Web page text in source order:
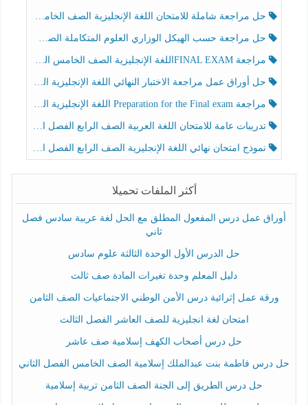
حل مراجعة شاملة للامتحان اللغة الإنجليزية الصف الخامس الفصل الثالث
حل مراجعة حسب الهيكل الوزاري العلوم المتكاملة الصف الخامس عام الفصل الثالث
مراجعة FINAL EXAMاللغة الإنجليزية الصف الخامس الفصل الثالث
حل أوراق عمل مراجعة الاختبار النهائي اللغة الإنجليزية الصف الرابع الفصل الثالث
مراجعة Preparation for the Final exam اللغة الإنجليزية الصف الرابع الفصل الثالث
تدريبات عامة للامتحان اللغة العربية الصف الرابع الفصل الثالث
نموذج امتحان نهائي اللغة الإنجليزية الصف الرابع الفصل الثالث
أكثر الملفات تحميلا
أوراق عمل درس المفعول المطلق مع الحل لغة عربية سادس فصل
ثاني
حل الدرس الأول الوحدة الثالثة علوم سادس
دليل المعلم وحدة تغيرات المادة صف ثالث
ورقة عمل إثرائية درس الأمن الوطني الاجتماعيات الصف الثامن
امتحان لغة انجليزية للصف العاشر الفصل الثالث
حل درس أصحاب الكهف إسلامية صف عاشر
حل درس فاطمة بنت عبدالملك إسلامية الصف الخامس الفصل الثاني
حل درس الطريق إلى الجنة الصف الثامن تربية إسلامية